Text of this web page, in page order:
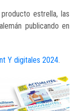
estrella, las
publicando en
Y digitales 2024